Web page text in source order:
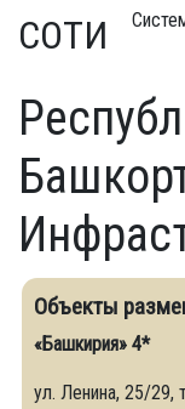
СОТИ
Объекты
«Башкирия» 4*
ул. Ленина, 25/29,